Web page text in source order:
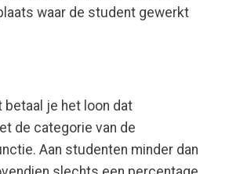
waar de student gewerkt
betaal je het loon dat
de categorie van de
Aan studenten minder dan